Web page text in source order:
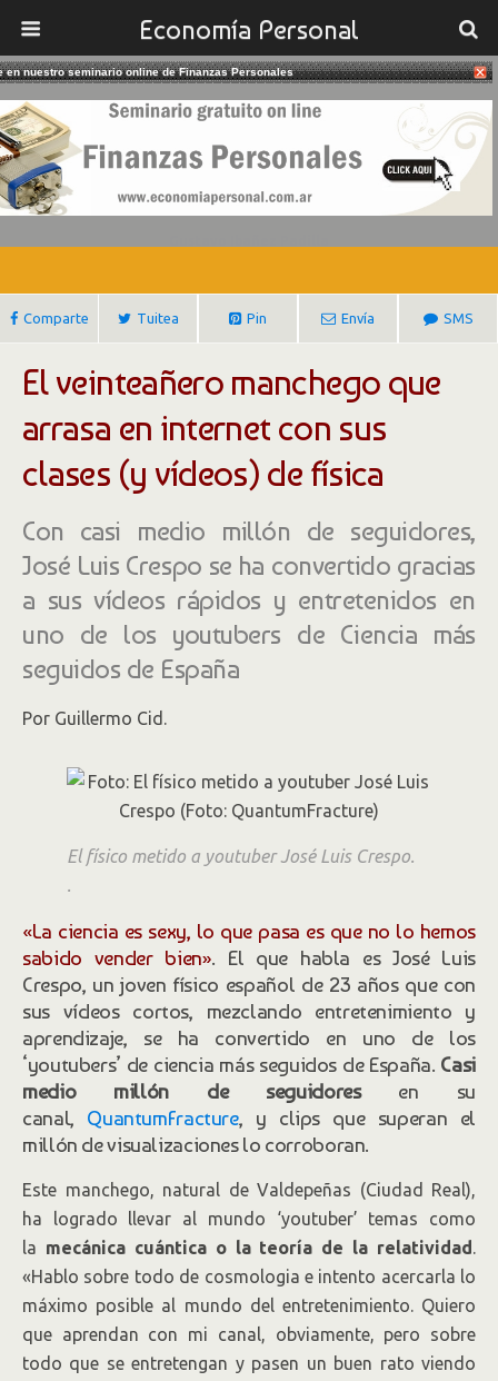
Economía Personal
03/08/2017
José Luis Crespo, El Youtuber De
Ciencia Más Famoso De España
Comparte Tuitea Pin Envía SMS
El veinteañero manchego que
arrasa en internet con sus
clases (y vídeos) de física
Con casi medio millón de seguidores,
José Luis Crespo se ha convertido gracias
a sus vídeos rápidos y entretenidos en
uno de los youtubers de Ciencia más
seguidos de España
Por Guillermo Cid.
El físico metido a youtuber José Luis Crespo.
.
«La ciencia es sexy, lo que pasa es que no lo hemos
sabido vender bien». El que habla es José Luis
Crespo, un joven físico español de 23 años que con
sus vídeos cortos, mezclando entretenimiento y
aprendizaje, se ha convertido en uno de los
‘youtubers’ de ciencia más seguidos de España. Casi
medio millón de seguidoresen su
canal, QuantumFracture, y clips que superan el
millón de visualizaciones lo corroboran.
Este manchego, natural de Valdepeñas (Ciudad Real),
ha logrado llevar al mundo ‘youtuber’ temas como
la mecánica cuántica o la teoría de la relatividad.
«Hablo sobre todo de cosmologia e intento acercarla lo
máximo posible al mundo del entretenimiento. Quiero
que aprendan con mi canal, obviamente, pero sobre
todo que se entretengan y pasen un buen rato viendo
en nuestro seminario online de Finanzas Personales